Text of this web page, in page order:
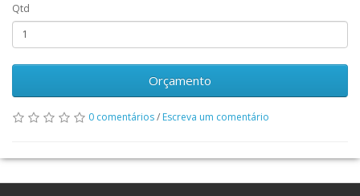
Qtd
Orçamento
0 comentários/ Escreva um comentário